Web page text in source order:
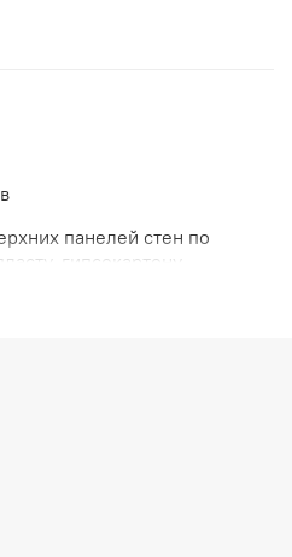
панелей стен по
гипсокартону,
не требующих влажной
+20°С и
70%